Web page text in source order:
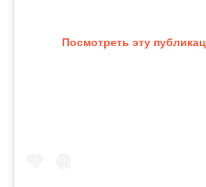
Посмотреть эту